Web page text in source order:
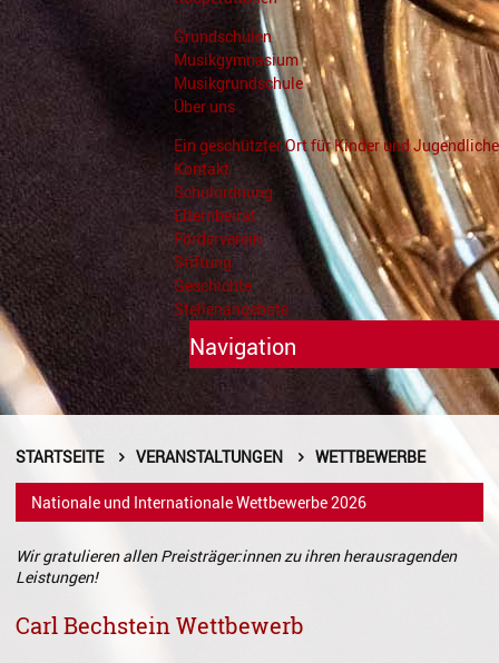
Grundschulen
Musikgymnasium
Musikgrundschule
Über uns
Ein geschützter Ort für Kinder und Jugendliche
Kontakt
Schulordnung
Elternbeirat
Förderverein
Stiftung
Geschichte
Stellenangebote
Navigation
Unterricht
Fächer A - Z
Alte Musik
Elementare Musikpädagogik
STARTSEITE VERANSTALTUNGEN WETTBEWERBE
Nationale und Internationale Wettbewerbe 2026
Wir gratulieren allen Preisträger:innen zu ihren herausragenden
Leistungen!
Carl Bechstein Wettbewerb